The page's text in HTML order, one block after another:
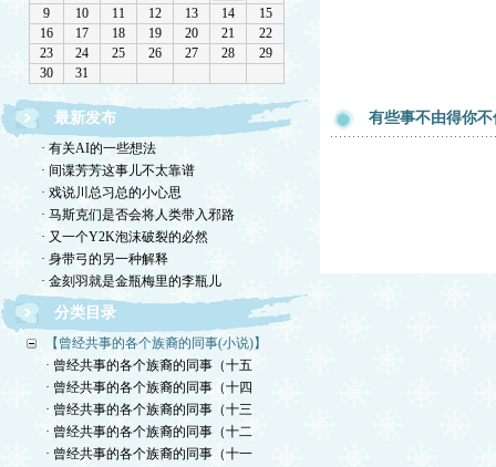
最新发布
· 有关AI的一些想法
· 间谍芳芳这事儿不太靠谱
· 戏说川总习总的小心思
· 马斯克们是否会将人类带入邪路
· 又一个Y2K泡沫破裂的必然
· 身带弓的另一种解释
· 金刻羽就是金瓶梅里的李瓶儿
分类目录
【曾经共事的各个族裔的同事(小说)】
· 曾经共事的各个族裔的同事（十五
· 曾经共事的各个族裔的同事（十四
· 曾经共事的各个族裔的同事（十三
· 曾经共事的各个族裔的同事（十二
· 曾经共事的各个族裔的同事（十一
有些事不由得你不